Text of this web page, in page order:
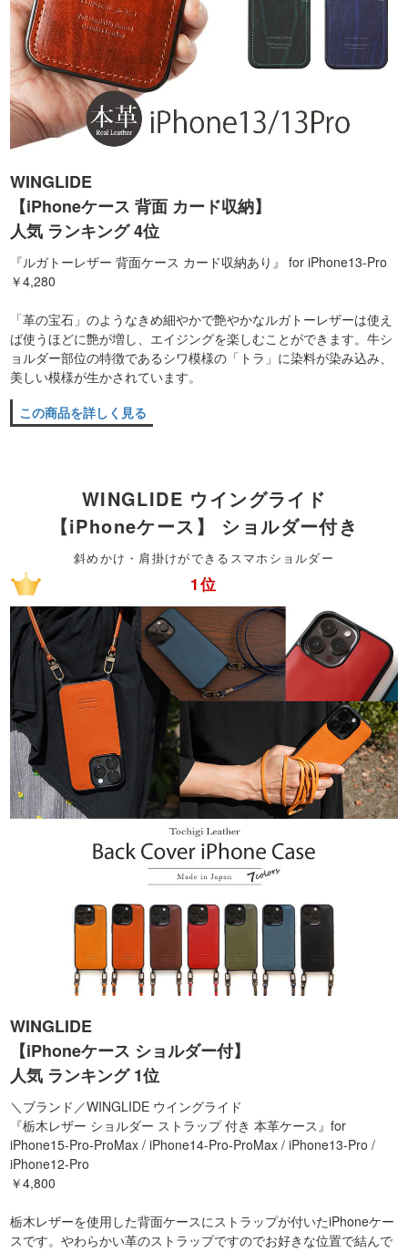
WINGLIDE
【iPhoneケース 背面 カード収納】
人気 ランキング 4位
『ルガトーレザー 背面ケース カード収納あり』 for iPhone13-Pro
￥4,280
「革の宝石」のようなきめ細やかで艶やかなルガトーレザーは使え
ば使うほどに艶が増し、エイジングを楽しむことができます。牛シ
ョルダー部位の特徴であるシワ模様の「トラ」に染料が染み込み、
美しい模様が生かされています。
この商品を詳しく見る
WINGLIDE ウイングライド
【iPhoneケース】 ショルダー付き
斜めかけ・肩掛けができるスマホショルダー
1位
WINGLIDE
【iPhoneケース ショルダー付】
人気 ランキング 1位
＼ブランド／WINGLIDE ウイングライド
『栃木レザー ショルダー ストラップ 付き 本革ケース』for
iPhone15-Pro-ProMax / iPhone14-Pro-ProMax / iPhone13-Pro /
iPhone12-Pro
￥4,800
栃木レザーを使用した背面ケースにストラップが付いたiPhoneケー
スです。やわらかい革のストラップですのでお好きな位置で結んで